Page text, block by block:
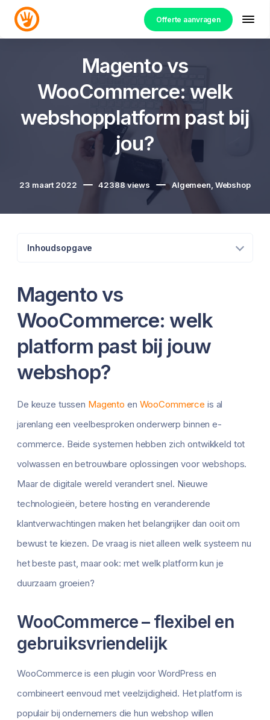
Offerte aanvragen
Magento vs
WooCommerce: welk
webshopplatform past bij
jou?
23 maart 2022 42388views Algemeen, Webshop
Inhoudsopgave
Magento vs
WooCommerce: welk
platform past bij jouw
webshop?
De keuze tussen Magento en WooCommerce is al
jarenlang een veelbesproken onderwerp binnen e-
commerce. Beide systemen hebben zich ontwikkeld tot
volwassen en betrouwbare oplossingen voor webshops.
Maar de digitale wereld verandert snel. Nieuwe
technologieën, betere hosting en veranderende
klantverwachtingen maken het belangrijker dan ooit om
bewust te kiezen. De vraag is niet alleen welk systeem nu
het beste past, maar ook: met welk platform kun je
duurzaam groeien?
WooCommerce – flexibel en
gebruiksvriendelijk
WooCommerce is een plugin voor WordPress en
combineert eenvoud met veelzijdigheid. Het platform is
populair bij ondernemers die hun webshop willen